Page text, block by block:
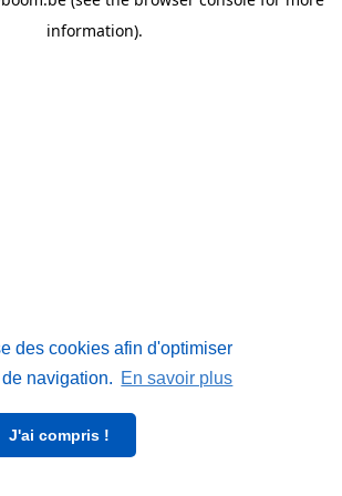
des cookies afin d'optimiser
navigation. En savoir plus
J'ai compris !
information).